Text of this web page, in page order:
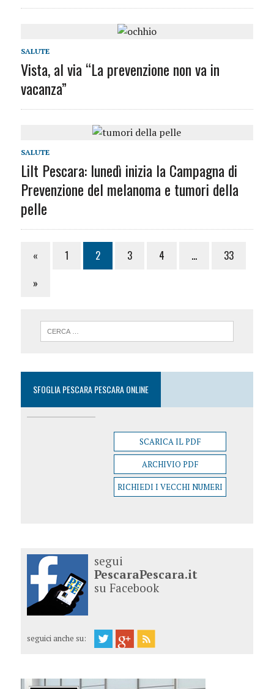
SALUTE
Vista, al via “La prevenzione non va in
vacanza”
SALUTE
Lilt Pescara: lunedì inizia la Campagna di
Prevenzione del melanoma e tumori della
pelle
« 1 2 3 4 …
33
»
SFOGLIA PESCARA PESCARA ONLINE
SCARICA IL PDF
ARCHIVIO PDF
RICHIEDI I VECCHI NUMERI
segui
PescaraPescara.it
su Facebook
seguici anche su: